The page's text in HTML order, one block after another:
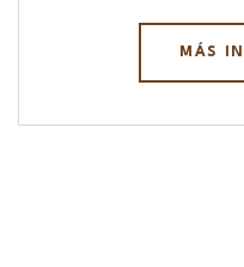
MÁS